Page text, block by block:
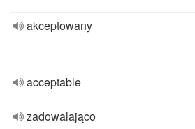
akceptowany
acceptable
zadowalająco